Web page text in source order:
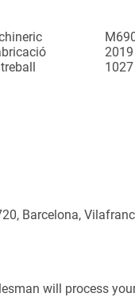
2019
Barcelona,
will process